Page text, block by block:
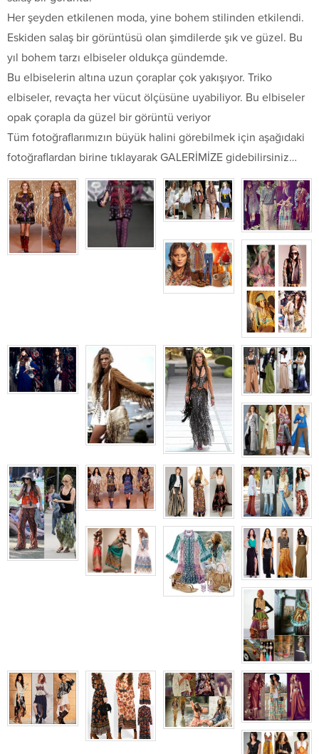
Her şeyden etkilenen moda, yine bohem stilinden etkilendi.
Eskiden salaş bir görüntüsü olan şimdilerde şık ve güzel. Bu
yıl bohem tarzı elbiseler oldukça gündemde.
Bu elbiselerin altına uzun çoraplar çok yakışıyor. Triko
elbiseler, revaçta her vücut ölçüsüne uyabiliyor. Bu elbiseler
opak çorapla da güzel bir görüntü veriyor
Tüm fotoğraflarımızın büyük halini görebilmek için aşağıdaki
fotoğraflardan birine tıklayarak GALERİMİZE gidebilirsiniz…